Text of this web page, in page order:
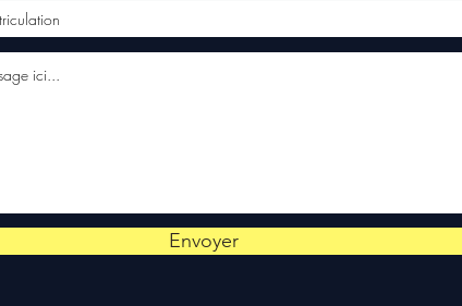
Envoyer